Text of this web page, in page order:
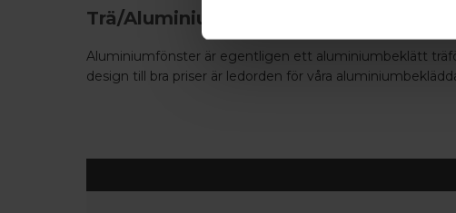
Trä/Aluminium - Fönster -
Aluminiumfönster är egentligen ett aluminiumbeklätt
design till bra priser är ledorden för våra